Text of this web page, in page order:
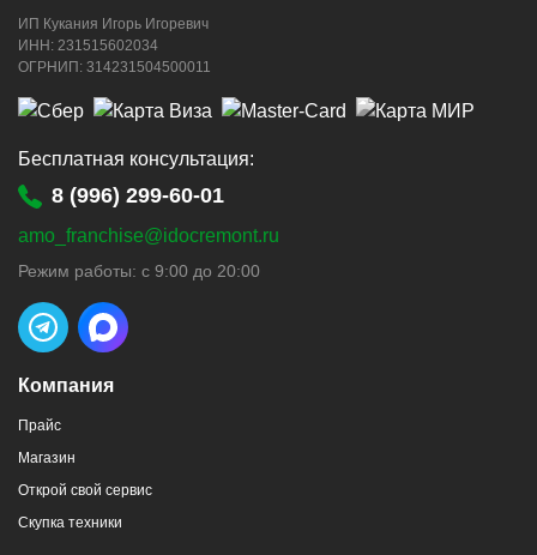
ИП Кукания Игорь Игоревич
ИНН: 231515602034
ОГРНИП: 314231504500011
Компания
Прайс
Магазин
Открой свой сервис
Скупка техники
Бесплатная консультация:
8 (996) 299-60-01
amo_franchise@idocremont.ru
Режим работы: с 9:00 до 20:00